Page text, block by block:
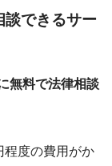
談できるサー
無料で法律相談
程度の費用がか